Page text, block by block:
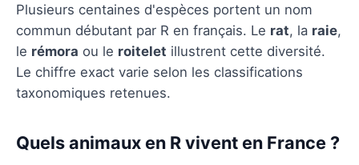
Plusieurs centaines d'espèces portent un nom
commun débutant par R en français. Le rat, la raie,
le rémora ou le roitelet illustrent cette diversité.
Le chiffre exact varie selon les classifications
taxonomiques retenues.
Quels animaux en R vivent en France ?